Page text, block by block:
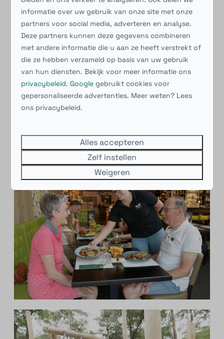
informatie over uw gebruik van onze site met onze
partners voor social media, adverteren en analyse.
Deze partners kunnen deze gegevens combineren
met andere informatie die u aan ze heeft verstrekt of
die ze hebben verzameld op basis van uw gebruik
van hun diensten. Bekijk voor meer informatie ons
privacybeleid.Google gebruikt cookies voor
gepersonaliseerde advertenties. Meer weten? Lees
ons privacybeleid.
Alles accepteren
Zelf instellen
Weigeren